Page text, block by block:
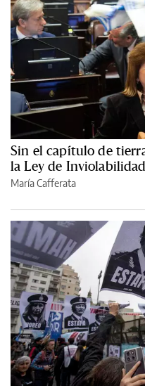
Sin el capítulo de
la Ley de
María Cafferata